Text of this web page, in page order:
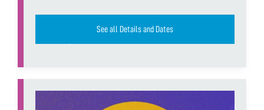
See all Details and Dates